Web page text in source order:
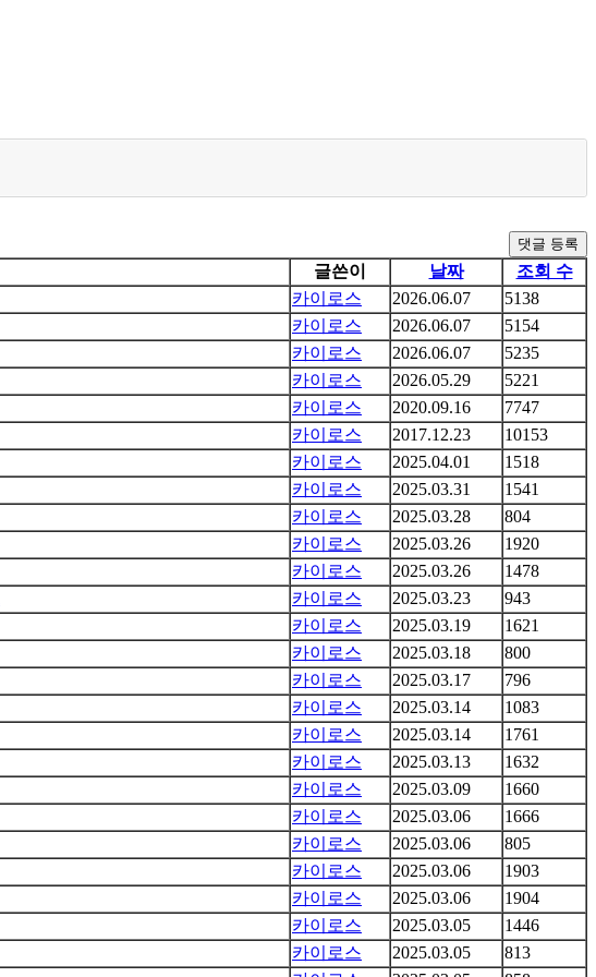
댓글 등록
글쓴이 날짜
조회 수
카이로스 2026.06.07
5138
카이로스 2026.06.07
5154
카이로스 2026.06.07
5235
카이로스 2026.05.29
5221
카이로스 2020.09.16
7747
카이로스 2017.12.23
10153
카이로스 2025.04.01
1518
카이로스 2025.03.31
1541
카이로스 2025.03.28
804
카이로스 2025.03.26
1920
카이로스 2025.03.26
1478
카이로스 2025.03.23
943
카이로스 2025.03.19
1621
카이로스 2025.03.18
800
카이로스 2025.03.17
796
카이로스 2025.03.14
1083
카이로스 2025.03.14
1761
카이로스 2025.03.13
1632
카이로스 2025.03.09
1660
카이로스 2025.03.06
1666
카이로스 2025.03.06
805
카이로스 2025.03.06
1903
카이로스 2025.03.06
1904
카이로스 2025.03.05
1446
카이로스 2025.03.05
813